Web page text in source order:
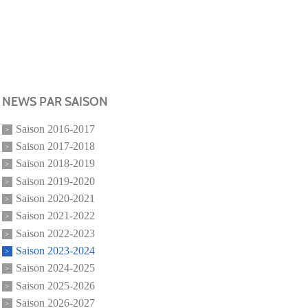
NEWS PAR SAISON
Saison 2016-2017
Saison 2017-2018
Saison 2018-2019
Saison 2019-2020
Saison 2020-2021
Saison 2021-2022
Saison 2022-2023
Saison 2023-2024
Saison 2024-2025
Saison 2025-2026
Saison 2026-2027